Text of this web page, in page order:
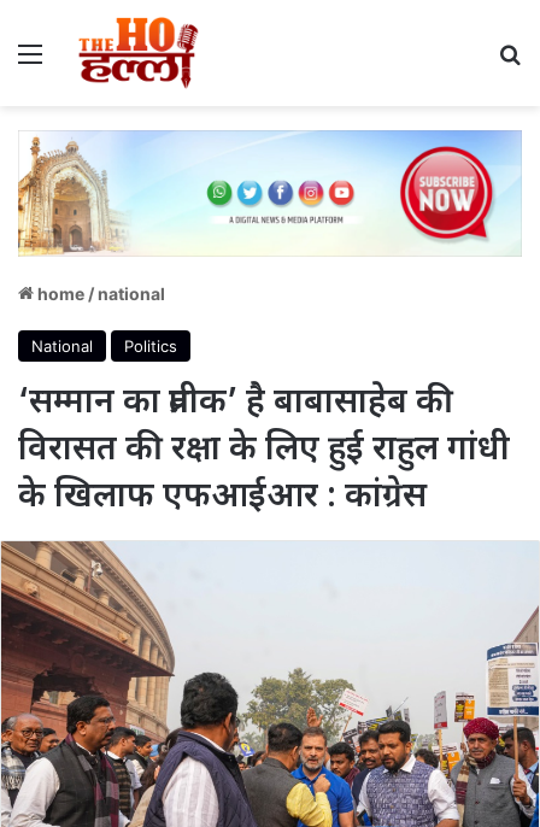
Menu
home /national
National Politics
‘सम्मान का प्रतीक’ है बाबासाहेब की
विरासत की रक्षा के लिए हुई राहुल गांधी
के खिलाफ एफआईआर : कांग्रेस